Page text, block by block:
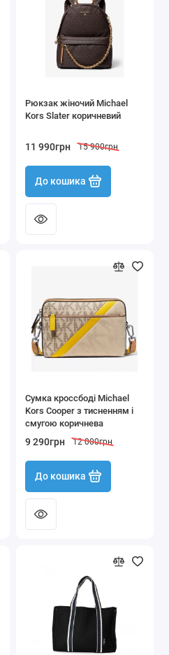
Рюкзак жіночий Michael
Kors Slater коричневий
11 990грн 15 900грн
До кошика
Сумка кроссбоді Michael
Kors Cooper з тисненням і
смугою коричнева
9 290грн 12 000грн
До кошика